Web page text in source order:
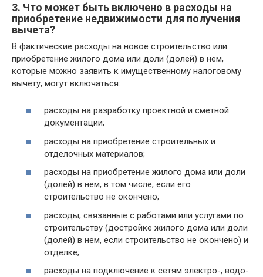
3. Что может быть включено в расходы на
приобретение недвижимости для получения
вычета?
В фактические расходы на новое строительство или
приобретение жилого дома или доли (долей) в нем,
которые можно заявить к имущественному налоговому
вычету, могут включаться:
расходы на разработку проектной и сметной
документации;
расходы на приобретение строительных и
отделочных материалов;
расходы на приобретение жилого дома или доли
(долей) в нем, в том числе, если его
строительство не окончено;
расходы, связанные с работами или услугами по
строительству (достройке жилого дома или доли
(долей) в нем, если строительство не окончено) и
отделке;
расходы на подключение к сетям электро-, водо-